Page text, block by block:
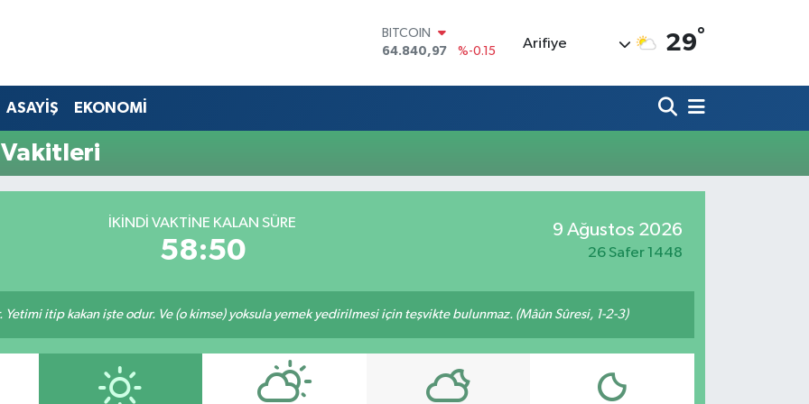
BITCOIN
64.840,97
%-0.15
47,7436
%0.18
GRAM ALTIN
Arifiye 29°
ASAYİŞ EKONOMİ
İKINDI VAKTINE KALAN SÜRE
58:50
9 Ağustos 2026
26 Safer 1448
itip kakan işte odur. Ve (o kimse) yoksula yemek yedirilmesi için teşvikte bulunmaz. (Mâûn Sûresi, 1-2-3)